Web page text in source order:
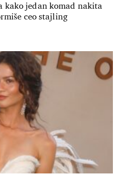
kako jedan komad nakita
ceo stajling